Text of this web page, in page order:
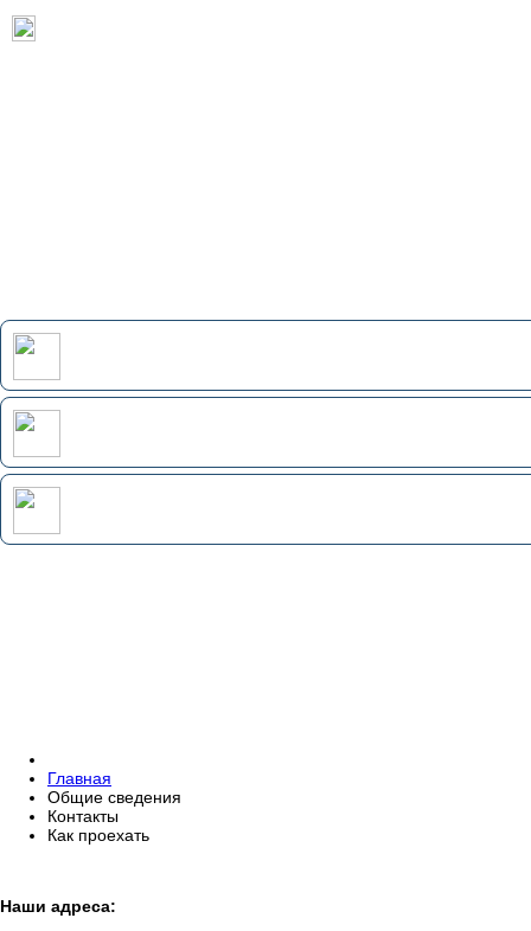
Главная
Общие сведения
Контакты
Как проехать
Наши адреса: